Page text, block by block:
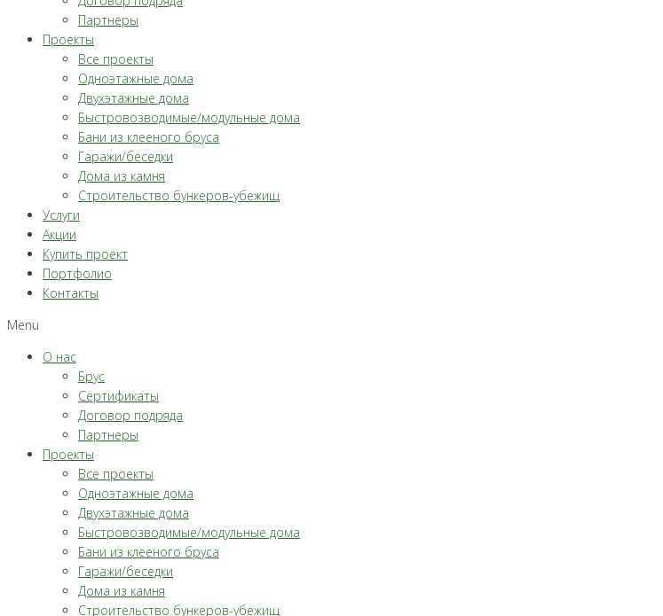
Партнеры
Проекты
Все проекты
Одноэтажные дома
Двухэтажные дома
Быстровозводимые/модульные дома
Бани из клееного бруса
Гаражи/беседки
Дома из камня
Строительство бункеров-убежищ
Услуги
Акции
Купить проект
Портфолио
Контакты
Menu
О нас
Брус
Сертификаты
Договор подряда
Партнеры
Проекты
Все проекты
Одноэтажные дома
Двухэтажные дома
Быстровозводимые/модульные дома
Бани из клееного бруса
Гаражи/беседки
Дома из камня
Строительство бункеров-убежищ